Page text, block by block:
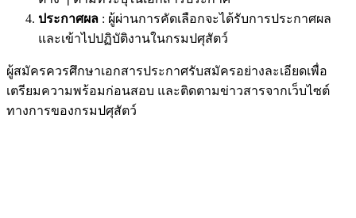
ประกาศผล : ผู้ผ่านการคัดเลือกจะได้รับการประกาศผล
และเข้าไปปฏิบัติงานในกรมปศุสัตว์
ผู้สมัครควรศึกษาเอกสารประกาศรับสมัครอย่างละเอียดเพื่อ
เตรียมความพร้อมก่อนสอบ และติดตามข่าวสารจากเว็บไซต์
ทางการของกรมปศุสัตว์